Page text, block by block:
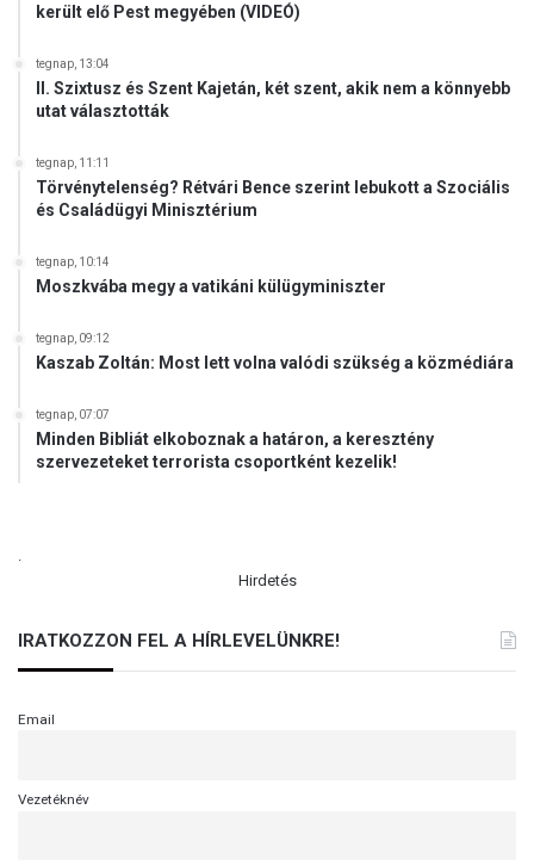
került elő Pest megyében (VIDEÓ)
tegnap, 13:04
II. Szixtusz és Szent Kajetán, két szent, akik nem a könnyebb
utat választották
tegnap, 11:11
Törvénytelenség? Rétvári Bence szerint lebukott a Szociális
és Családügyi Minisztérium
tegnap, 10:14
Moszkvába megy a vatikáni külügyminiszter
tegnap, 09:12
Kaszab Zoltán: Most lett volna valódi szükség a közmédiára
tegnap, 07:07
Minden Bibliát elkoboznak a határon, a keresztény
szervezeteket terrorista csoportként kezelik!
Hirdetés
IRATKOZZON FEL A HÍRLEVELÜNKRE!
Email
Vezetéknév